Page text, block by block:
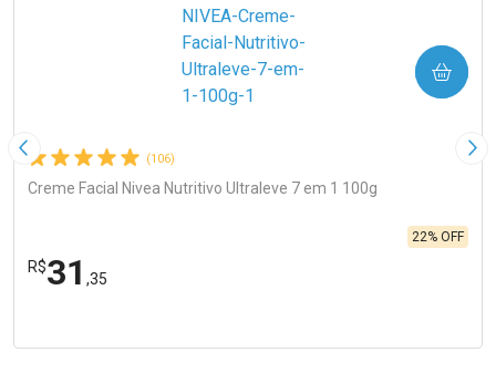
Imagem Anterior (106)
Creme Facial Nivea Nutritivo Ultraleve 7 em 1 100g
R$31 ,35
22% OFF
COMPRAR
Laboratório